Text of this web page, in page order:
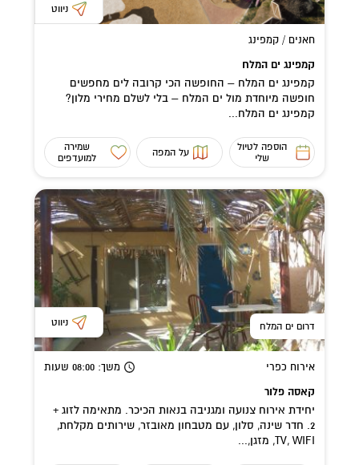
ניווט
חאנים / קמפינג
קמפינג ים המלח
קמפינג ים המלח – החופשה הכי קרובה לים מחפשים
חופשה מיוחדת מול ים המלח – בלי לשלם מחירי מלון?
קמפינג ים המלח...
הוספה לטיול
שלי
על המפה
שמירה
למועדפים
דרום ים המלח ניווט
אירוח כפרי משך: 08:00 שעות
קאסה פלור
יחידת אירוח צנועה ומגניבה בנאות הכיכר. מתאימה לזוג +
2. חדר שינה, סלון, עם מטבחון מאובזר, שירותים מקלחת,
TV, WIFI, מזגן,...